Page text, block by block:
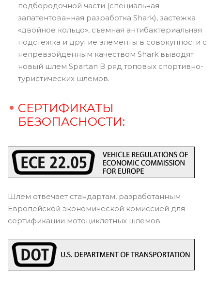
подбородочной части (специальная
запатентованная разработка Shark), застежка
«двойное кольцо», съемная антибактериальная
подстежка и другие элементы в совокупности с
непревзойденным качеством Shark выводят
новый шлем Spartan В ряд топовых спортивно-
туристических шлемов.
СЕРТИФИКАТЫ
БЕЗОПАСНОСТИ:
Шлем отвечает стандартам, разработанным
Европейской экономической комиссией для
сертификации мотоциклетных шлемов.